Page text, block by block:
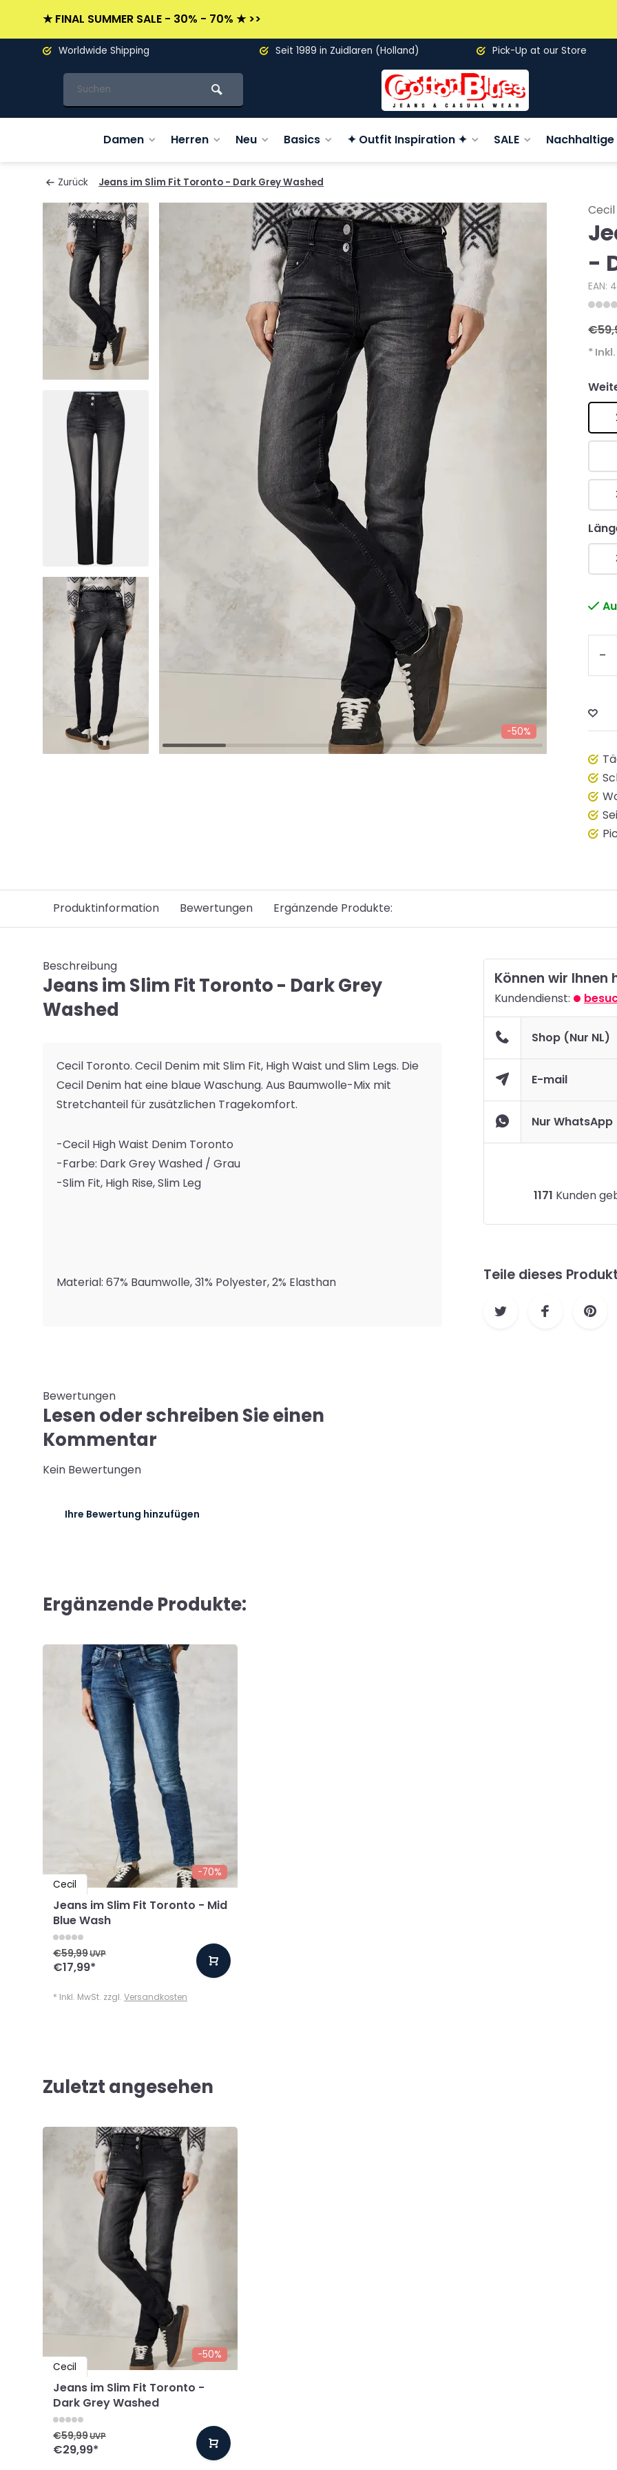
★ FINAL SUMMER SALE - 30% - 70% ★ >>
Worldwide Shipping Seit 1989 in Zuidlaren (Holland) Pick-Up at our Store
Damen Herren Neu Basics ✦ Outfit Inspiration ✦ SALE
Zurück Jeans im Slim Fit Toronto - Dark Grey Washed
-50%
Cecil
-
EAN:
*
-
Produktinformation Bewertungen Ergänzende Produkte:
Beschreibung
Jeans im Slim Fit Toronto - Dark Grey
Washed
Cecil Toronto. Cecil Denim mit Slim Fit, High Waist und Slim Legs. Die
Cecil Denim hat eine blaue Waschung. Aus Baumwolle-Mix mit
Stretchanteil für zusätzlichen Tragekomfort.
-Cecil High Waist Denim Toronto
-Farbe: Dark Grey Washed / Grau
-Slim Fit, High Rise, Slim Leg
Material: 67% Baumwolle, 31% Polyester, 2% Elasthan
Können wir Ihnen
Kundendienst:
Shop (Nur NL)
E-mail
Nur WhatsApp
1171 Kunden
Teile dieses Produkt
Bewertungen
Lesen oder schreiben Sie einen
Kommentar
Kein Bewertungen
Ihre Bewertung hinzufügen
Ergänzende Produkte:
-70%
Cecil
Jeans im Slim Fit Toronto - Mid
Blue Wash
€59,99UVP
€17,99*
* Inkl. MwSt. zzgl. Versandkosten
Zuletzt angesehen
-50%
Cecil
Jeans im Slim Fit Toronto -
Dark Grey Washed
€59,99UVP
€29,99*